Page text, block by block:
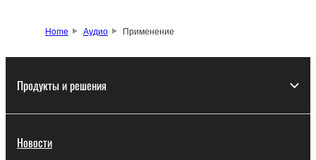
Home Аудио Применение
Продукты и решения
Новости